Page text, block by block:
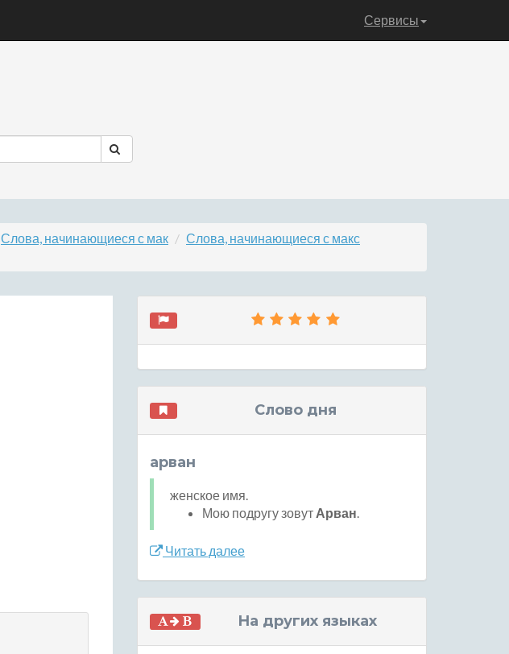
Сервисы
Слова, начинающиеся с мак
Слова, начинающиеся с макс
Слово дня
арван
женское имя.
Мою подругу зовут Арван.
Читать далее
На других языках